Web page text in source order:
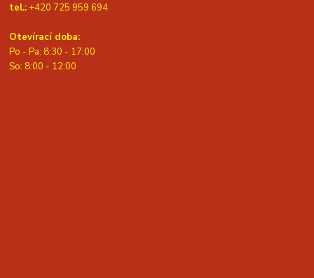
tel.: +420 725 959 694
Otevírací doba:
Po - Pa: 8:30 - 17:00
So: 8:00 - 12:00